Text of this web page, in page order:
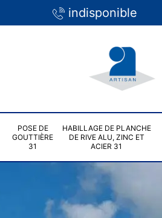
indisponible
POSE DE
GOUTTIÈRE
31
HABILLAGE DE PLANCHE
DE RIVE ALU, ZINC ET
ACIER 31